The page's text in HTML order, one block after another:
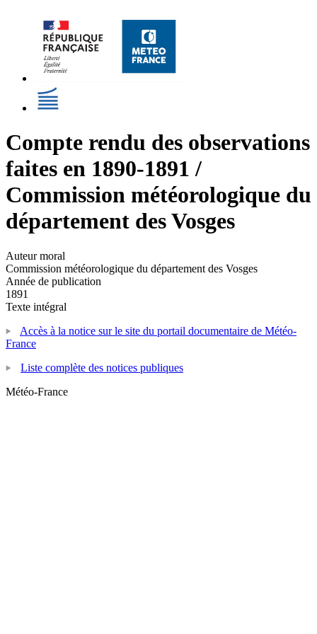
Compte rendu des observations
faites en 1890-1891 /
Commission météorologique du
département des Vosges
Auteur moral
Commission météorologique du département des Vosges
Année de publication
1891
Texte intégral
Accès à la notice sur le site du portail documentaire de Météo-
France
Liste complète des notices publiques
Météo-France